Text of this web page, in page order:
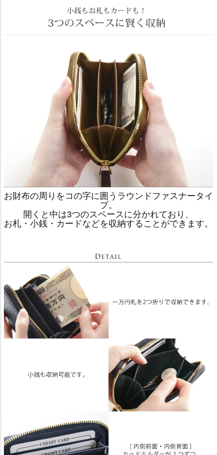
お財布の周りをコの字に囲うラウンドファスナータイ
プ。
開くと中は3つのスペースに分かれており、
お札・小銭・カードなどを収納することができます。